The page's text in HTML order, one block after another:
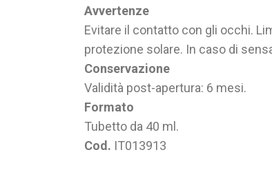
Avvertenze
Evitare il contatto con gli occhi.
protezione solare. In caso di
Conservazione
Validità post-apertura: 6 mesi.
Formato
Tubetto da 40 ml.
Cod. IT013913